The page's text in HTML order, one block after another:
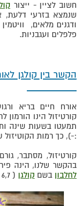
חשוב לציין - ייצור
שנמצא בזרעי דלעת,
ודגנים מלאים, וויטמין
פלפלים ועגבניות.
הקשר בין
אורח חיים בריא
קורטיזול הינו
תמעטו בשעות שינה
:-), כך רמות הקוטיזול
קורטיזול, מסתבר,
בהקשר שלנו, הינה
לחלבון בשם קולגן ( 6,7 ).